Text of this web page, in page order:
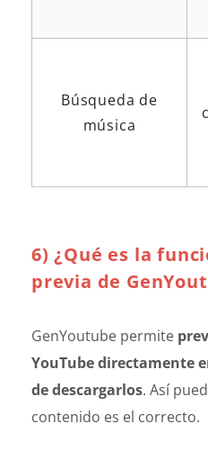
Búsqueda de
música
6) ¿Qué es la
previa de
GenYoutube permite
YouTube directamente
de descargarlos. Así
contenido es el correcto.